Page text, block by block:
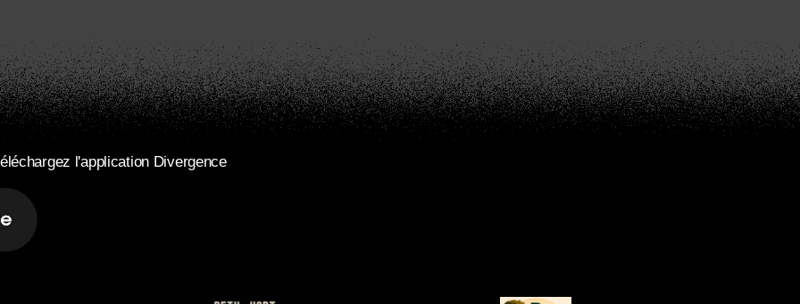
l'application Divergence